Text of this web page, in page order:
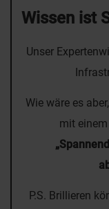
Wissen ist
Unser
Wie wäre es
mit
P.S. Brillieren